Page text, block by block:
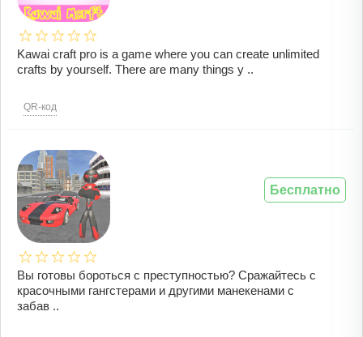
Kawai craft pro is a game where you can create unlimited
crafts by yourself. There are many things y ..
QR-код
Вы готовы бороться с преступностью? Сражайтесь с
красочными гангстерами и другими манекенами с
забав ..
Бесплатно